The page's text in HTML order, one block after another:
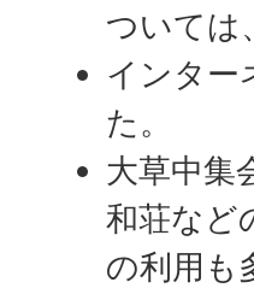
ついては
インター
た。
大草中集
和荘など
の利用も